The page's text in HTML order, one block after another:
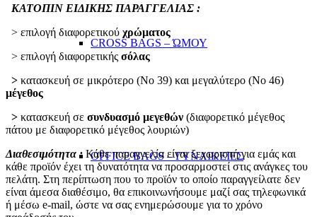
CROSS BAGS – ΏΜΟΥ
OFFICE BAGS – ΓΥΝΑΙΚΕΙΕΣ
ΚΑΤΟΠΙΝ ΕΙΔΙΚΗΣ ΠΑΡΑΓΓΕΛΙΑΣ :
> επιλογή διαφορετικού χρώματος
> επιλογή διαφορετικής σόλας
> κατασκευή σε μικρότερο (Νο 39) και μεγαλύτερο (Νο 46)
μέγεθος
> κατασκευή σε συνδυασμό μεγεθών (διαφορετικό μέγεθος
πάτου με διαφορετικό μέγεθος λουριών)
Διαθεσιμότητα : Κάθε παραγγελία είναι ξεχωριστή για εμάς και
κάθε προϊόν έχει τη δυνατότητα να προσαρμοστεί στις ανάγκες του
πελάτη. Στη περίπτωση που το προϊόν το οποίο παραγγείλατε δεν
είναι άμεσα διαθέσιμο, θα επικοινωνήσουμε μαζί σας τηλεφωνικά
ή μέσω e-mail, ώστε να σας ενημερώσουμε για το χρόνο